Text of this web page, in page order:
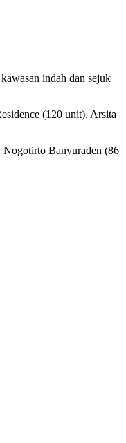
indah dan sejuk
(120 unit), Arsita
Banyuraden (86